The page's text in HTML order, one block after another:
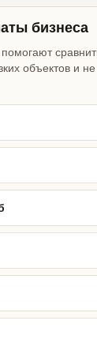
бизнеса
объектов и